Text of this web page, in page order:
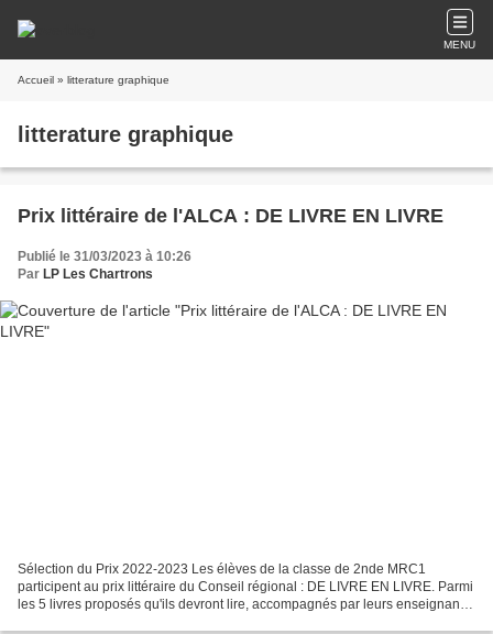
MENU
Accueil » litterature graphique
litterature graphique
Prix littéraire de l'ALCA : DE LIVRE EN LIVRE
Publié le 31/03/2023 à 10:26
Par LP Les Chartrons
Sélection du Prix 2022-2023 Les élèves de la classe de 2nde MRC1
participent au prix littéraire du Conseil régional : DE LIVRE EN LIVRE. Parmi
les 5 livres proposés qu'ils devront lire, accompagnés par leurs enseignants,